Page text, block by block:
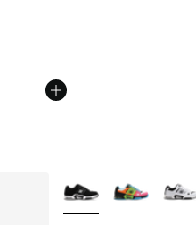
Preis ist von € 89,99 auf €
Weitere Farben